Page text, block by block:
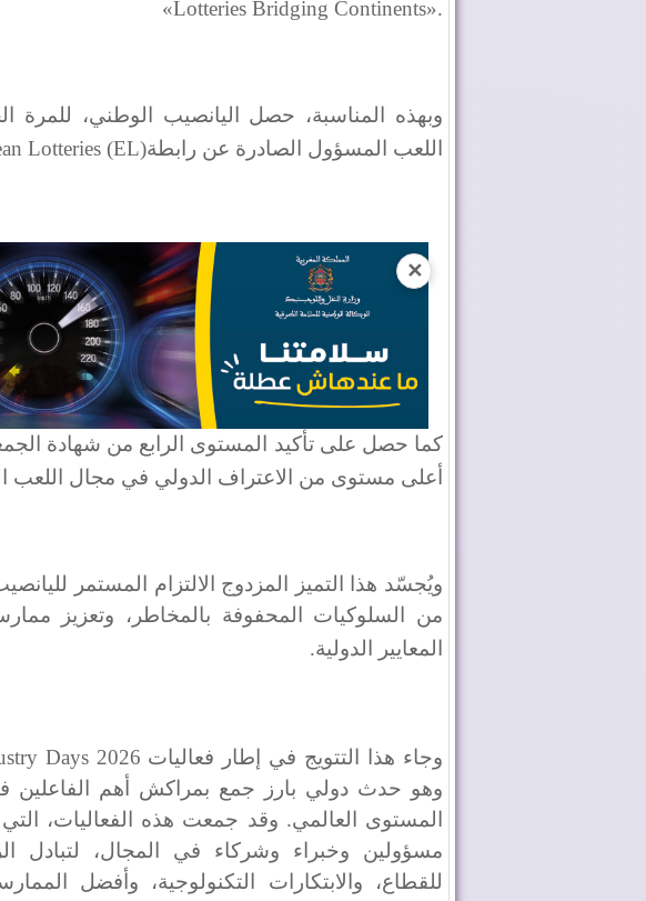
«Lotteries Bridging Continents».
وبهذه المناسبة، حصل اليانصيب الوطني، للمرة
اللعب المسؤول الصادرة عن رابطةLotteries (EL)
✕
كما حصل على تأكيد المستوى الرابع من شهادة
أعلى مستوى من الاعتراف الدولي في مجال اللعب
ويُجسّد هذا التميز المزدوج الالتزام المستمر
من السلوكيات المحفوفة بالمخاطر، وتعزيز
المعايير الدولية.
وجاء هذا التتويج في إطار فعاليات Days 2026
وهو حدث دولي بارز جمع بمراكش أهم الفاعلين
مسؤولين وخبراء وشركاء في المجال، لتبادل
للقطاع، والابتكارات التكنولوجية، وأفضل